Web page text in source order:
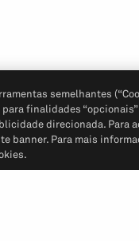
semelhantes
finalidades
direcionada. Para
banner. Para mais